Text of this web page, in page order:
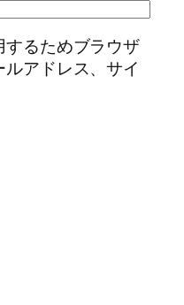
るためブラウザ
アドレス、サイ